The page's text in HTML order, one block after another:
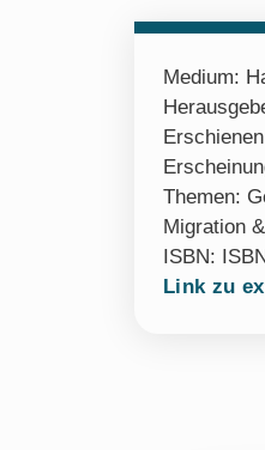
Medium:
Themen:
Migration
ISBN:
Link zu